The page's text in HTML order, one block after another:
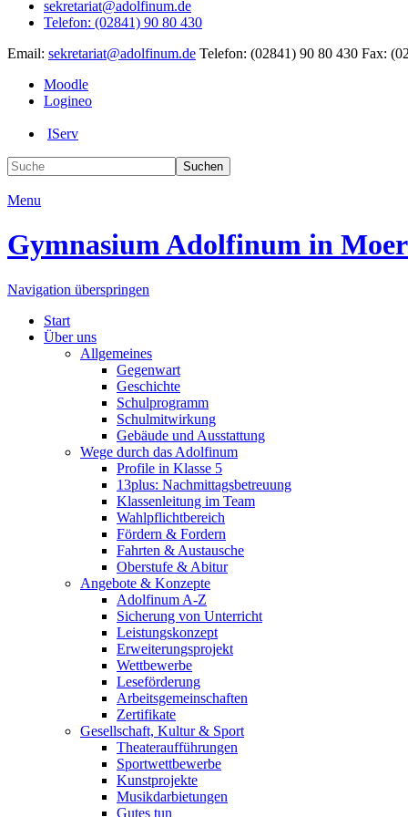
sekretariat@adolfinum.de
Telefon: (02841) 90 80 430
Email: sekretariat@adolfinum.de Telefon: (02841) 90 80 430 Fax:
Moodle
Logineo
IServ
Suchen
Menu
GymnasiumAdolfinum in
Navigation überspringen
Start
Über uns
Allgemeines
Gegenwart
Geschichte
Schulprogramm
Schulmitwirkung
Gebäude und Ausstattung
Wege durch das Adolfinum
Profile in Klasse 5
13plus: Nachmittagsbetreuung
Klassenleitung im Team
Wahlpflichtbereich
Fördern & Fordern
Fahrten & Austausche
Oberstufe & Abitur
Angebote & Konzepte
Adolfinum A-Z
Sicherung von Unterricht
Leistungskonzept
Erweiterungsprojekt
Wettbewerbe
Leseförderung
Arbeitsgemeinschaften
Zertifikate
Gesellschaft, Kultur & Sport
Theateraufführungen
Sportwettbewerbe
Kunstprojekte
Musikdarbietungen
Gutes tun